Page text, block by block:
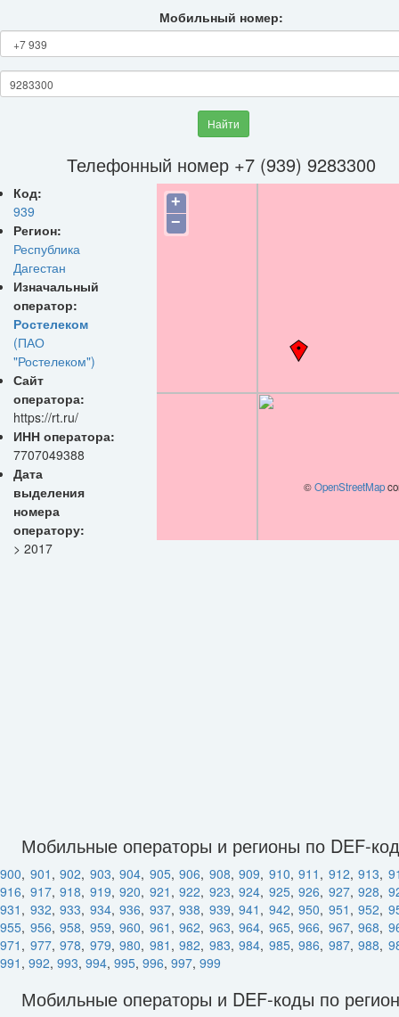
Мобильный номер:
Найти
Телефонный номер +7 (939) 9283300
Код:
939
Регион:
Республика
Дагестан
Изначальный
оператор:
Ростелеком
(ПАО
"Ростелеком")
Сайт
оператора:
https://rt.ru/
ИНН оператора:
7707049388
Дата
выделения
номера
оператору:
> 2017
+
−
©OpenStreetMap
Мобильные операторы и регионы по DEF-
900, 901 , 902, 903, 904, 905, 906, 908, 909, 910, 911 , 912, 913,
916, 917, 918, 919, 920, 921 , 922, 923, 924, 925, 926, 927, 928,
931 , 932, 933, 934, 936, 937, 938, 939, 941 , 942, 950, 951 , 952,
955, 956, 958, 959, 960, 961 , 962, 963, 964, 965, 966, 967, 968,
971 , 977, 978, 979, 980, 981 , 982, 983, 984, 985, 986, 987, 988,
991 , 992, 993, 994, 995, 996, 997, 999
Мобильные операторы и DEF-коды по